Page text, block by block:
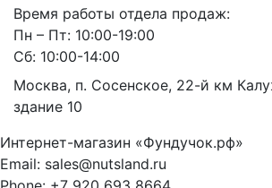
Время работы отдела продаж:
Пн – Пт: 10:00-19:00
Сб: 10:00-14:00
Москва, п. Сосенское, 22-й км
здание 10
Интернет-магазин «Фундучок.рф»
Email: sales@nutsland.ru